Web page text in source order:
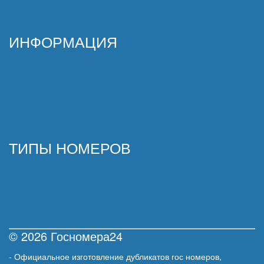
ИНФОРМАЦИЯ
ТИПЫ НОМЕРОВ
© 2026 Госномера24
- Официальное изготовление дубликатов гос номеров,